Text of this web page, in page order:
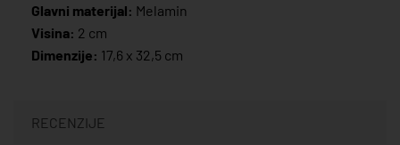
Glavni materijal: Melamin
Visina: 2 cm
Dimenzije: 17,6 x 32,5 cm
RECENZIJE